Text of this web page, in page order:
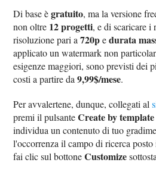
Di base ègratuito, ma la versione
non oltre 12 progetti, e di scaricare i
risoluzione pari a720pedurata
applicato un watermark non
esigenze maggiori, sono previsti dei
costi a partire da9,99$/mese.
Per avvalertene, dunque, collegati al
premi il pulsanteCreate by template
individua un contenuto di tuo
l'occorrenza il campo di ricerca
fai clic sul bottoneCustomize